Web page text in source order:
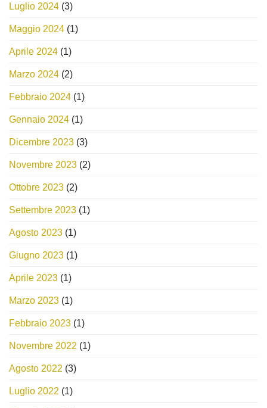
Luglio 2024 (3)
Maggio 2024 (1)
Aprile 2024 (1)
Marzo 2024 (2)
Febbraio 2024 (1)
Gennaio 2024 (1)
Dicembre 2023 (3)
Novembre 2023 (2)
Ottobre 2023 (2)
Settembre 2023 (1)
Agosto 2023 (1)
Giugno 2023 (1)
Aprile 2023 (1)
Marzo 2023 (1)
Febbraio 2023 (1)
Novembre 2022 (1)
Agosto 2022 (3)
Luglio 2022 (1)